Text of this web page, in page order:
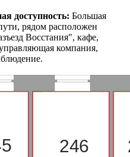
доступность: Большая
рядом расположен
Восстания", кафе,
компания,
246